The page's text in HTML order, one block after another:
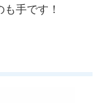
手です！